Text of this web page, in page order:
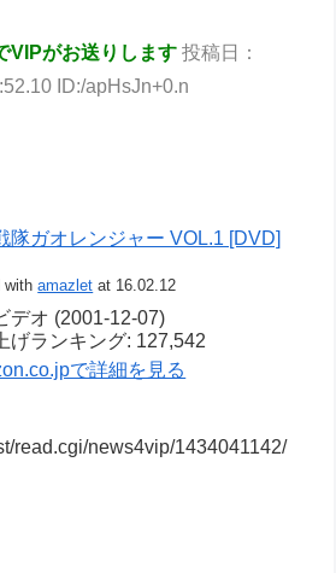
VIPがお送りします 投稿日：
ID:/apHsJn+0.n
隊ガオレンジャー VOL.1 [DVD]
withamazlet at 16.02.12
デオ (2001-12-07)
げランキング: 127,542
で詳細を見る
read.cgi/news4vip/1434041142/